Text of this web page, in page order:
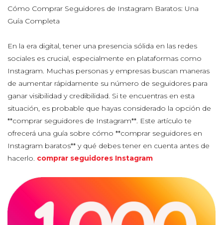
Cómo Comprar Seguidores de Instagram Baratos: Una
Guía Completa
En la era digital, tener una presencia sólida en las redes
sociales es crucial, especialmente en plataformas como
Instagram. Muchas personas y empresas buscan maneras
de aumentar rápidamente su número de seguidores para
ganar visibilidad y credibilidad. Si te encuentras en esta
situación, es probable que hayas considerado la opción de
**comprar seguidores de Instagram**. Este artículo te
ofrecerá una guía sobre cómo **comprar seguidores en
Instagram baratos** y qué debes tener en cuenta antes de
hacerlo. comprar seguidores Instagram